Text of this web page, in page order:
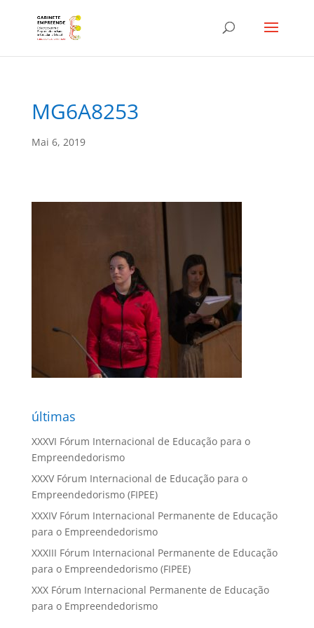
MG6A8253
Mai 6, 2019
últimas
XXXVI Fórum Internacional de Educação para o
Empreendedorismo
XXXV Fórum Internacional de Educação para o
Empreendedorismo (FIPEE)
XXXIV Fórum Internacional Permanente de Educação
para o Empreendedorismo
XXXIII Fórum Internacional Permanente de Educação
para o Empreendedorismo (FIPEE)
XXX Fórum Internacional Permanente de Educação
para o Empreendedorismo